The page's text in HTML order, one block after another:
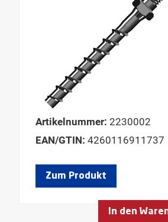
Artikelnummer: 2230002
EAN/GTIN: 4260116911737
Zum Produkt
In den